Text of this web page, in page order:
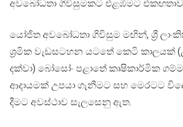
අවබෝධතා ගිවිසුමකට එළඹීමට
යෝජිත අවබෝධතා ගිවිසුම මඟින්, ශ්‍රී
ශ්‍රමික වැඩසටහන යටතේ කෙටි කාලයක්
දක්වා) බෝසෝං පළාතේ කෘෂිකාර්මික
ආදායමක් උපයා ගැනීමට සහ මෙරටට
දීමට අවස්ථාව සැලසෙනු ඇත.